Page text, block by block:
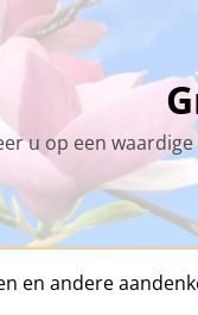
u op een
en andere